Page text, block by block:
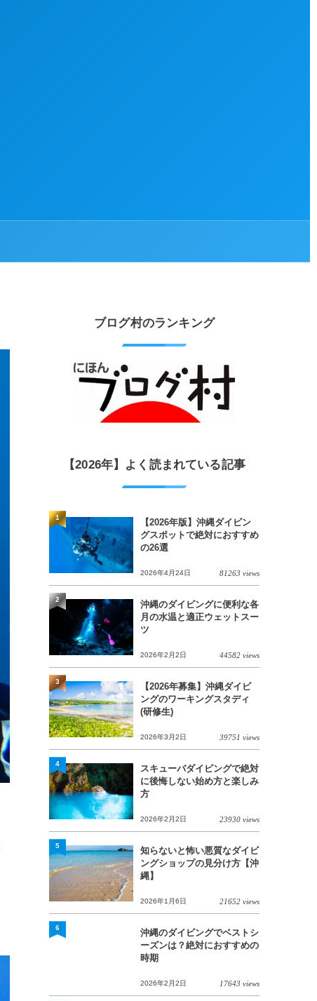
ブログ村のランキング
【2026年】よく読まれている記事
【2026年版】沖縄ダイビン
グスポットで絶対におすすめ
の26選
2026年4月24日 81263 views
1
沖縄のダイビングに便利な各
月の水温と適正ウェットスー
ツ
2026年2月2日 44582 views
2
【2026年募集】沖縄ダイビ
ングのワーキングスタディ
(研修生)
2026年3月2日 39751 views
3
スキューバダイビングで絶対
に後悔しない始め方と楽しみ
方
2026年2月2日 23930 views
4
知らないと怖い悪質なダイビ
ングショップの見分け方【沖
縄】
2026年1月6日 21652 views
5
沖縄のダイビングでベストシ
ーズンは？絶対におすすめの
時期
2026年2月2日 17643 views
6